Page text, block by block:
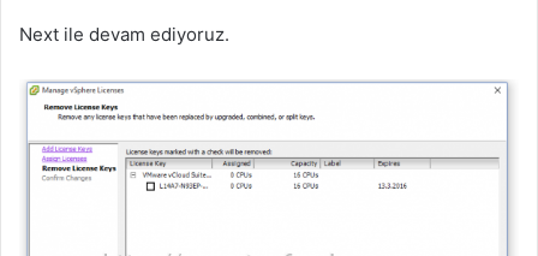
Next ile devam ediyoruz.